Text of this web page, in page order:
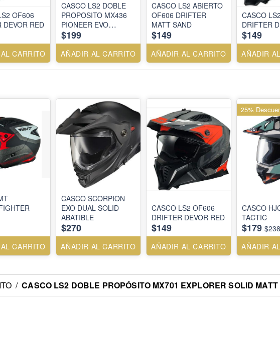
OF606
DEVOR RED
CARRITO
CASCO LS2 DOBLE
PROPOSITO MX436
PIONEER EVO
EVOLVE RED WHITE-
L Y M
$199
AÑADIR AL CARRITO
CASCO LS2 ABIERTO
OF606 DRIFTER
MATT SAND
$149
AÑADIR AL CARRITO
CASCO
DRIFTER
$149
AÑADIR
CARRITO
CASCO SCORPION
EXO DUAL SOLID
ABATIBLE
$270
AÑADIR AL CARRITO
CASCO LS2 OF606
DRIFTER DEVOR RED
$149
AÑADIR AL CARRITO
CASCO
TACTIC
$179 $238
AÑADIR
25%
/ CASCO LS2 DOBLE PROPÓSITO MX701 EXPLORER SOLID